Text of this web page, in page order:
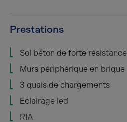
Prestations
Sol béton de forte résistance
Murs périphérique en brique
3 quais de chargements
Eclairage led
RIA